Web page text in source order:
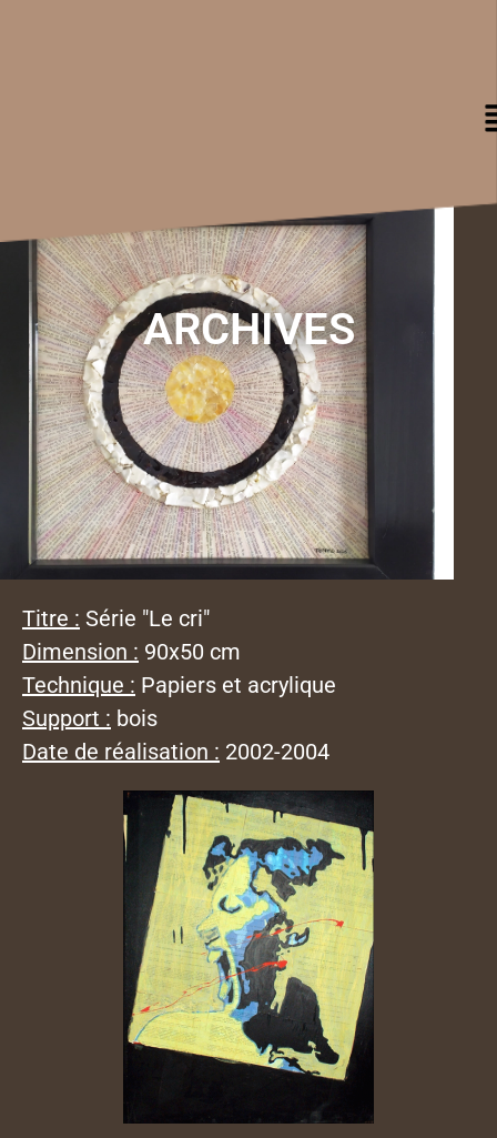
ARCHIVES
Titre : Série "Le cri"
Dimension : 90x50 cm
Technique : Papiers et acrylique
Support : bois
Date de réalisation : 2002-2004